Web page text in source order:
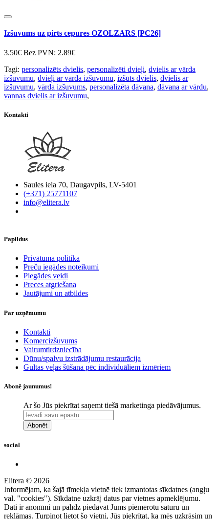
Izšuvums uz pirts cepures OZOLZARS [PC26]
3.50€ Bez PVN: 2.89€
Tagi: personalizēts dvielis, personalizēti dvieļi, dvielis ar vārda
izšuvumu, dvieļi ar vārda izšuvumu, izšūts dvielis, dvielis ar
izšuvumu, vārda izšuvums, personalizēta dāvana, dāvana ar vārdu,
vannas dvielis ar izšuvumu,
Kontakti
Saules iela 70, Daugavpils, LV-5401
(+371) 25771107
info@elitera.lv
Papildus
​Privātuma politika
Preču iegādes noteikumi
Piegādes veidi
Preces atgriešana
Jautājumi un atbildes
Par uzņēmumu
Kontakti
Komercizšuvums
Vairumtirdzniecība
Dūnu/spalvu izstrādājumu restaurācija
Gultas veļas šūšana pēc individuāliem izmēriem
Abonē jaunumus!
Ar šo Jūs piekrītat saņemt tiešā marketinga piedāvājumus.
Abonēt
social
Elitera © 2026
Informējam, ka šajā tīmekļa vietnē tiek izmantotas sīkdatnes (angļu
val. "cookies"). Sīkdatne uzkrāj datus par vietnes apmeklējumu.
Dati ir anonīmi un palīdz piedāvāt Jums piemērotu saturu un
reklāmas. Turpinot lietot šo vietni, Jūs piekrītat, ka mēs uzkrāsim un